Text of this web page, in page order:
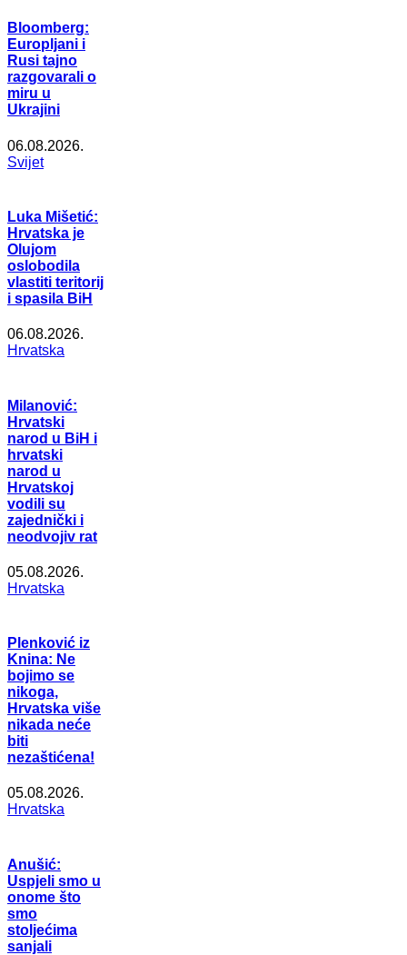
Bloomberg:
Europljani i
Rusi tajno
razgovarali o
miru u
Ukrajini
06.08.2026.
Svijet
Luka Mišetić:
Hrvatska je
Olujom
oslobodila
vlastiti teritorij
i spasila BiH
06.08.2026.
Hrvatska
Milanović:
Hrvatski
narod u BiH i
hrvatski
narod u
Hrvatskoj
vodili su
zajednički i
neodvojiv rat
05.08.2026.
Hrvatska
Plenković iz
Knina: Ne
bojimo se
nikoga,
Hrvatska više
nikada neće
biti
nezaštićena!
05.08.2026.
Hrvatska
Anušić:
Uspjeli smo u
onome što
smo
stoljećima
sanjali